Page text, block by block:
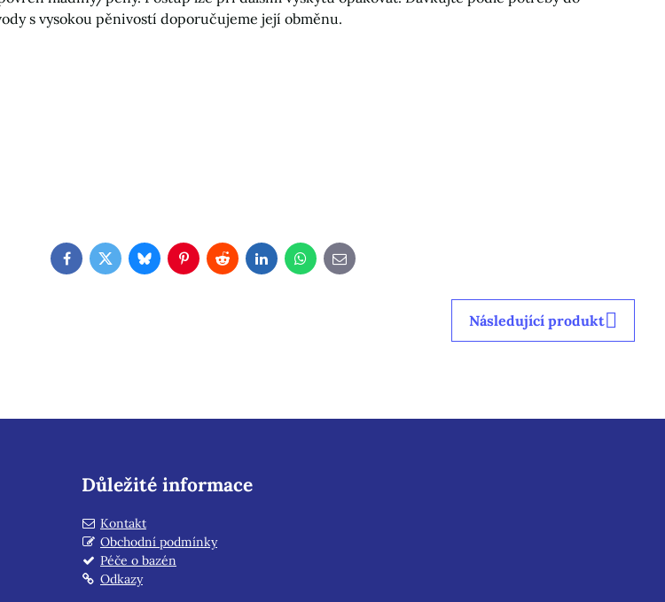
s vysokou pěnivostí doporučujeme její obměnu.
FacebookTwitterBlueskyPinterestRedditLinkedInWhatsApp
E-
mail
Následující produkt
Důležité informace
Kontakt
Obchodní podmínky
Péče o bazén
Odkazy